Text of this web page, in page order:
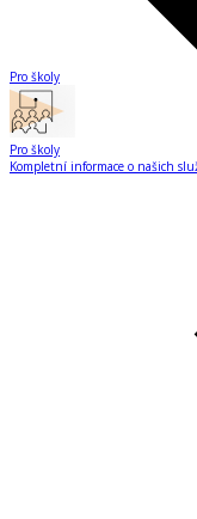
Pro školy
Pro školy
Kompletní informace o našich